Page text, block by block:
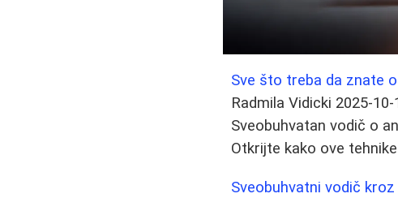
Sve što treba da znate
Radmila Vidicki 2025-10-
Sveobuhvatan vodič o
Otkrijte kako ove
Sveobuhvatni vodič